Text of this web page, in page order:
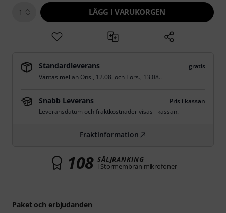
1 LÄGG I VARUKORGEN
Standardleverans
gratis
Väntas mellan Ons., 12.08. ochTors., 13.08..
Snabb Leverans
Pris i kassan
Leveransdatum och fraktkostnader visas i kassan.
Fraktinformation
108 SÄLJRANKING
i Stormembran mikrofoner
Paket och erbjudanden